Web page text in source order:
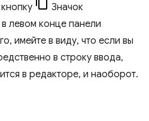
Значок
левом конце панели
имейте в виду, что если вы
в строку ввода,
в редакторе, и наоборот.